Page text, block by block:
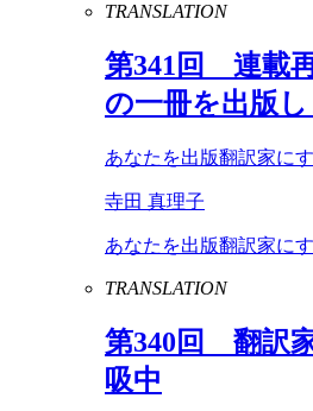
TRANSLATION
第341 回 連載
の一冊を出版
あなたを出版翻訳家に
寺田 真理子
あなたを出版翻訳家に
TRANSLATION
第340回 翻訳
吸中